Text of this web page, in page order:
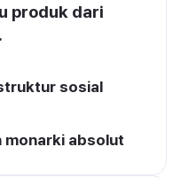
produk dari
sosial
monarki absolut